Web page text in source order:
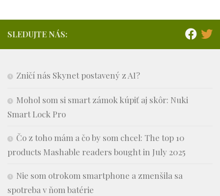
SLEDUJTE NÁS:
Zničí nás Skynet postavený z AI?
Mohol som si smart zámok kúpiť aj skôr: Nuki
Smart Lock Pro
Čo z toho mám a čo by som chcel: The top 10
products Mashable readers bought in July 2025
Nie som otrokom smartphone a zmenšila sa
spotreba v ňom batérie